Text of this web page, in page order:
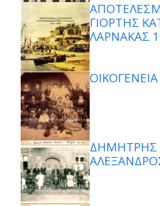
ΓΙΟΡΤΗΣ
ΛΑΡΝΑΚΑΣ
ΔΗΜΗΤΡΗΣ